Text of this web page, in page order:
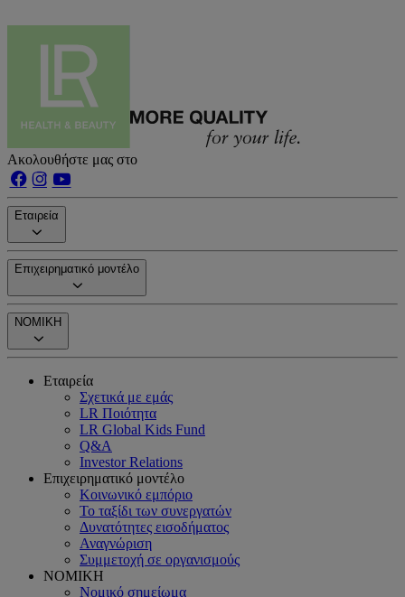
Ακολουθήστε μας στο
Εταιρεία
Επιχειρηματικό μοντέλο
ΝΟΜΙΚΗ
Εταιρεία
Σχετικά με εμάς
LR Ποιότητα
LR Global Kids Fund
Q&A
Investor Relations
Επιχειρηματικό μοντέλο
Κοινωνικό εμπόριο
Το ταξίδι των συνεργατών
Δυνατότητες εισοδήματος
Αναγνώριση
Συμμετοχή σε οργανισμούς
ΝΟΜΙΚΗ
Νομικό σημείωμα